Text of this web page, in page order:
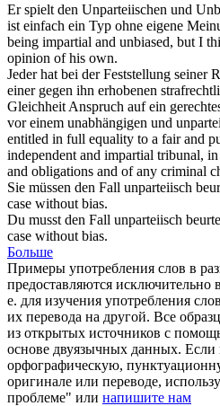
Er spielt den Unparteiischen und
ist einfach ein Typ ohne eigene
being impartial and unbiased, but I
opinion of his own.
Jeder hat bei der Feststellung seiner
einer gegen ihn erhobenen
Gleichheit Anspruch auf ein
vor einem unabhängigen und
entitled in full equality to a fair and
independent and impartial tribunal,
and obligations and of any criminal
Sie müssen den Fall unparteiisch
case without bias.
Du musst den Fall unparteiisch
case without bias.
Больше
Примеры употребления слов в
предоставляются исключительно
е. для изучения употребления
их перевода на другой. Все
из открытых источников с
основе двуязычных данных.
орфографическую,
оригинале или переводе,
проблеме" или напишите нам